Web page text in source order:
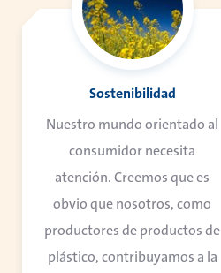
Sostenibilidad
Nuestro mundo orientado al
consumidor necesita
atención. Creemos que es
obvio que nosotros, como
productores de productos de
plástico, contribuyamos a la